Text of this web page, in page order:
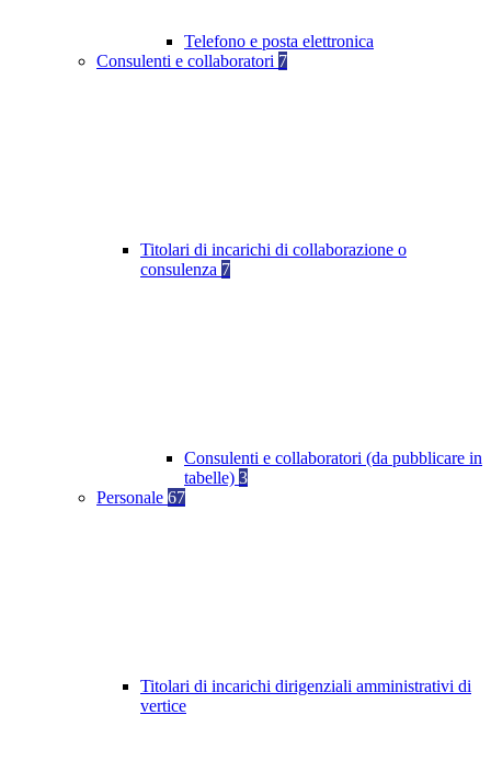
Telefono e posta elettronica
Consulenti e collaboratori 7
Titolari di incarichi di collaborazione o
consulenza 7
Consulenti e collaboratori (da pubblicare in
tabelle) 3
Personale 67
Titolari di incarichi dirigenziali amministrativi di
vertice